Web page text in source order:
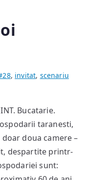
, invitat, scenariu
Bucatarie.
taranesti,
doar doua camere –
despartite printr-
sunt: